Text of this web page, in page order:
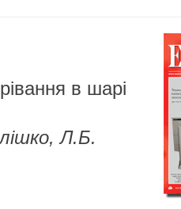
в шарі
Л.Б.